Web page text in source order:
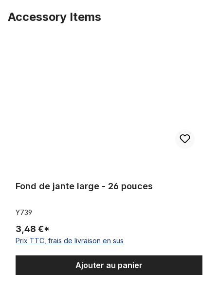
Accessory Items
Fond de jante large - 26 pouces
Y739
3,48 €*
Prix TTC, frais de livraison en sus
Ajouter au panier